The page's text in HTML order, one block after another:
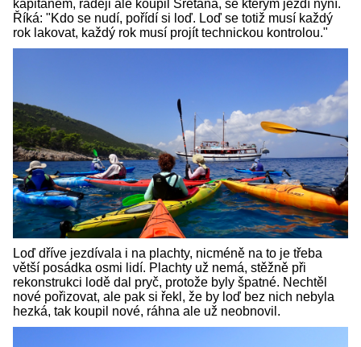
kapitánem, raději ale koupil Sretana, se kterým jezdí nyní.
Říká: "Kdo se nudí, pořídí si loď. Loď se totiž musí každý
rok lakovat, každý rok musí projít technickou kontrolou."
Loď dříve jezdívala i na plachty, nicméně na to je třeba
větší posádka osmi lidí. Plachty už nemá, stěžně při
rekonstrukci lodě dal pryč, protože byly špatné. Nechtěl
nové pořizovat, ale pak si řekl, že by loď bez nich nebyla
hezká, tak koupil nové, ráhna ale už neobnovil.